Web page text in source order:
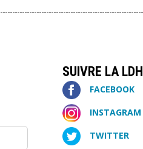
SUIVRE LA LDH
FACEBOOK
INSTAGRAM
TWITTER